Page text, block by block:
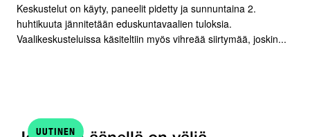
Keskustelut on käyty, paneelit pidetty ja sunnuntaina 2.
huhtikuuta jännitetään eduskuntavaalien tuloksia.
Vaalikeskusteluissa käsiteltiin myös vihreää siirtymää, joskin...
UUTINEN